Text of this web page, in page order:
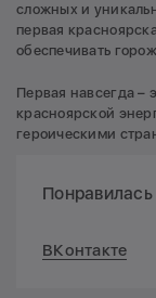
сложных и
первая
обеспечивать
Первая навсегда –
красноярской
героическими
ВКонтакте